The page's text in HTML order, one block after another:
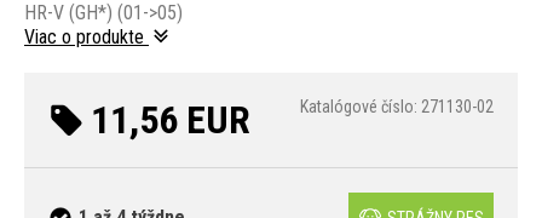
HR-V (GH*) (01->05)
Viac o produkte
11,56 EUR Katalógové číslo: 271130-02